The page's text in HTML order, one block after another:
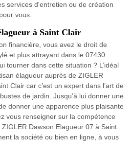
services d'entretien ou de création
vous.
à Saint Clair
financière, vous avez le droit de
et plus attrayant dans le 07430.
tourner dans cette situation ? L’idéal
élagueur auprès de ZIGLER
Clair car c’est un expert dans l’art de
de jardin. Jusqu’à lui donner une
donner une apparence plus plaisante
vous renseigner sur la compétence
Dawson Elagueur 07 à Saint
la société ou bien en ligne, à vous